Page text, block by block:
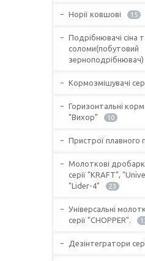
Норії ковшові 15
Подрібнювачі сіна
соломи(побутовий
зерноподрібнювач)
Кормозмішувачі
Горизонтальні
"Вихор"
10
Пристрої плавного
Молоткові
серії "KRAFT",
"Lider-4"
23
Універсальні
серії "CHOPPER".
Дезінтегратори